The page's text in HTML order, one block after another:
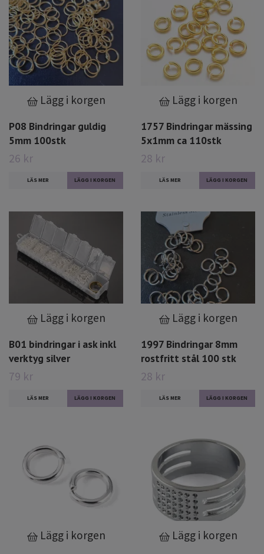
Lägg i korgen
P08 Bindringar guldig
5mm 100stk
26 kr
LÄS MER
Lägg i korgen
1757 Bindringar mässing
5x1mm ca 110stk
28 kr
LÄS MER
Lägg i korgen
B01 bindringar i ask inkl
verktyg silver
79 kr
LÄS MER
Lägg i korgen
1997 Bindringar 8mm
rostfritt stål 100 stk
28 kr
LÄS MER
Lägg i korgen Lägg i korgen